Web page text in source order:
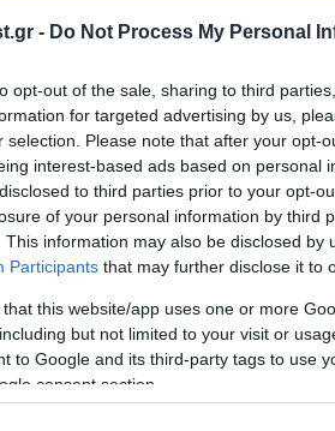
- Do Not Process My Personal
opt-out of the sale, sharing to third
for targeted advertising by us,
selection. Please note that after your opt-
interest-based ads based on personal
to third parties prior to your opt-
of your personal information by third
This information may also be disclosed by
Participants that may further disclose it to
that this website/app uses one or more
but not limited to your visit or
to Google and its third-party tags to use
consent section.